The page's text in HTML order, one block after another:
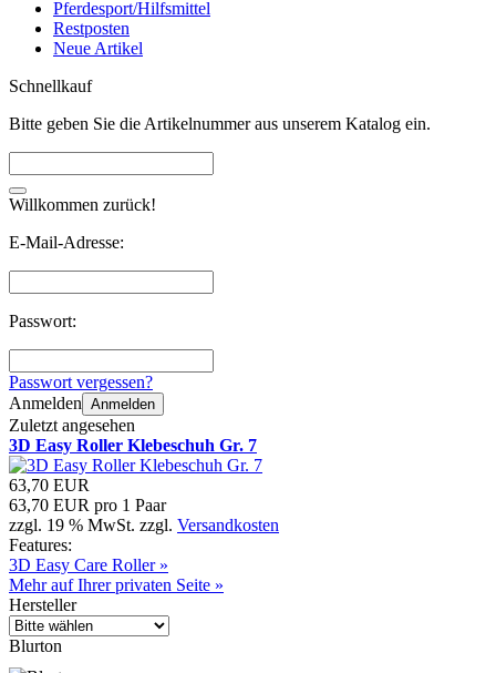
Pferdesport/Hilfsmittel
Restposten
Neue Artikel
Schnellkauf
Bitte geben Sie die Artikelnummer aus unserem Katalog ein.
Willkommen zurück!
E-Mail-Adresse:
Passwort:
Passwort vergessen?
Anmelden Anmelden
Zuletzt angesehen
3D Easy Roller Klebeschuh Gr. 7
63,70 EUR
63,70 EUR pro 1 Paar
zzgl. 19 % MwSt. zzgl. Versandkosten
Features:
3D Easy Care Roller »
Mehr auf Ihrer privaten Seite »
Hersteller
Blurton